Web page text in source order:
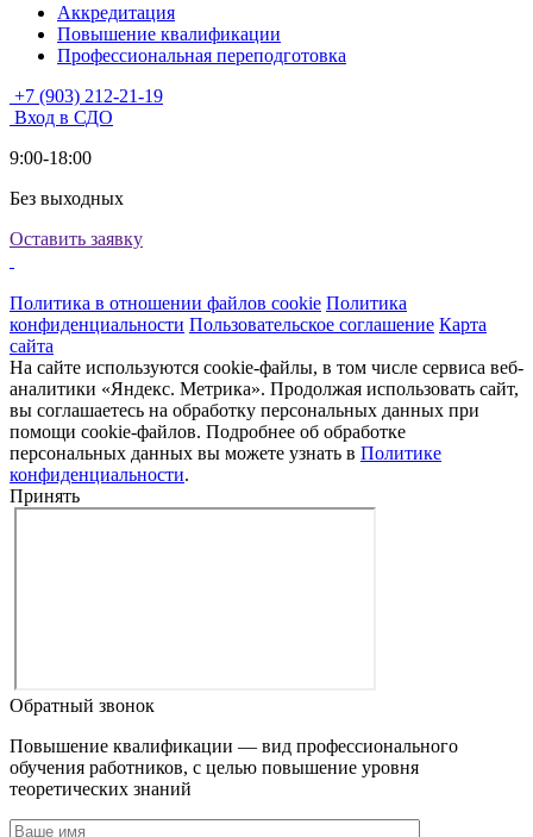
Аккредитация
Повышение квалификации
Профессиональная переподготовка
+7 (903) 212-21-19
Вход в СДО
9:00-18:00
Без выходных
Оставить заявку
Политика в отношении файлов cookie Политика
конфиденциальности Пользовательское соглашение Карта
сайта
На сайте используются cookie-файлы, в том числе сервиса веб-
аналитики «Яндекс. Метрика». Продолжая использовать сайт,
вы соглашаетесь на обработку персональных данных при
помощи cookie-файлов. Подробнее об обработке
персональных данных вы можете узнать в Политике
конфиденциальности.
Принять
Обратный звонок
Повышение квалификации — вид профессионального
обучения работников, с целью повышение уровня
теоретических знаний